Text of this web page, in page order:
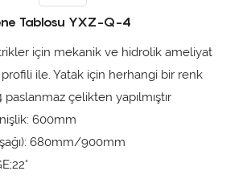
Tablosu YXZ-Q-4
için mekanik ve hidrolik ameliyat
profili ile. Yatak için herhangi bir renk
çelikten yapılmıştır
600mm
680mm/900mm